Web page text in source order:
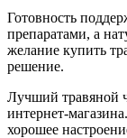
Готовность
препаратами, а
желание купить
решение.
Лучший травяной
интернет-
хорошее